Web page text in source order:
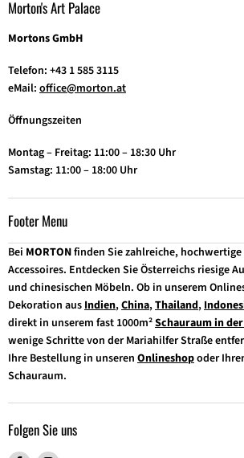
Morton's Art Palace
Mortons GmbH
Telefon: +43 1 585 3115
eMail: office@morton.at
Öffnungszeiten
Montag – Freitag: 11:00 – 18:30 Uhr
Samstag: 11:00 – 18:00 Uhr
Footer Menu
Bei MORTONfinden Sie zahlreiche,
Accessoires. Entdecken Sie Österreichs riesige
und chinesischen Möbeln. Ob in unserem
Dekoration aus Indien,China,Thailand,
direkt in unserem fast 1000m²Schauraum in
wenige Schritte von der Mariahilfer Straße
Ihre Bestellung in unseren Onlineshopoder
Schauraum.
Folgen Sie uns